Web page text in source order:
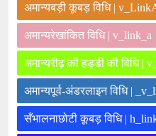
अमान्यबड़ी कूबड़ विधि |
अमान्यरेखांकित विधि | v_link_a
अमान्यरीढ़ की हड्डी की विधि |
अमान्यपूर्व-अंडरलाइन विधि |
सँभालनाछोटी कूबड़ विधि |